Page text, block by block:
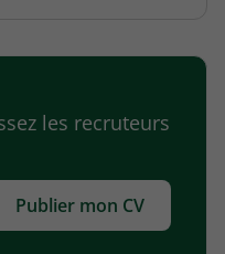
les recruteurs
Publier mon CV